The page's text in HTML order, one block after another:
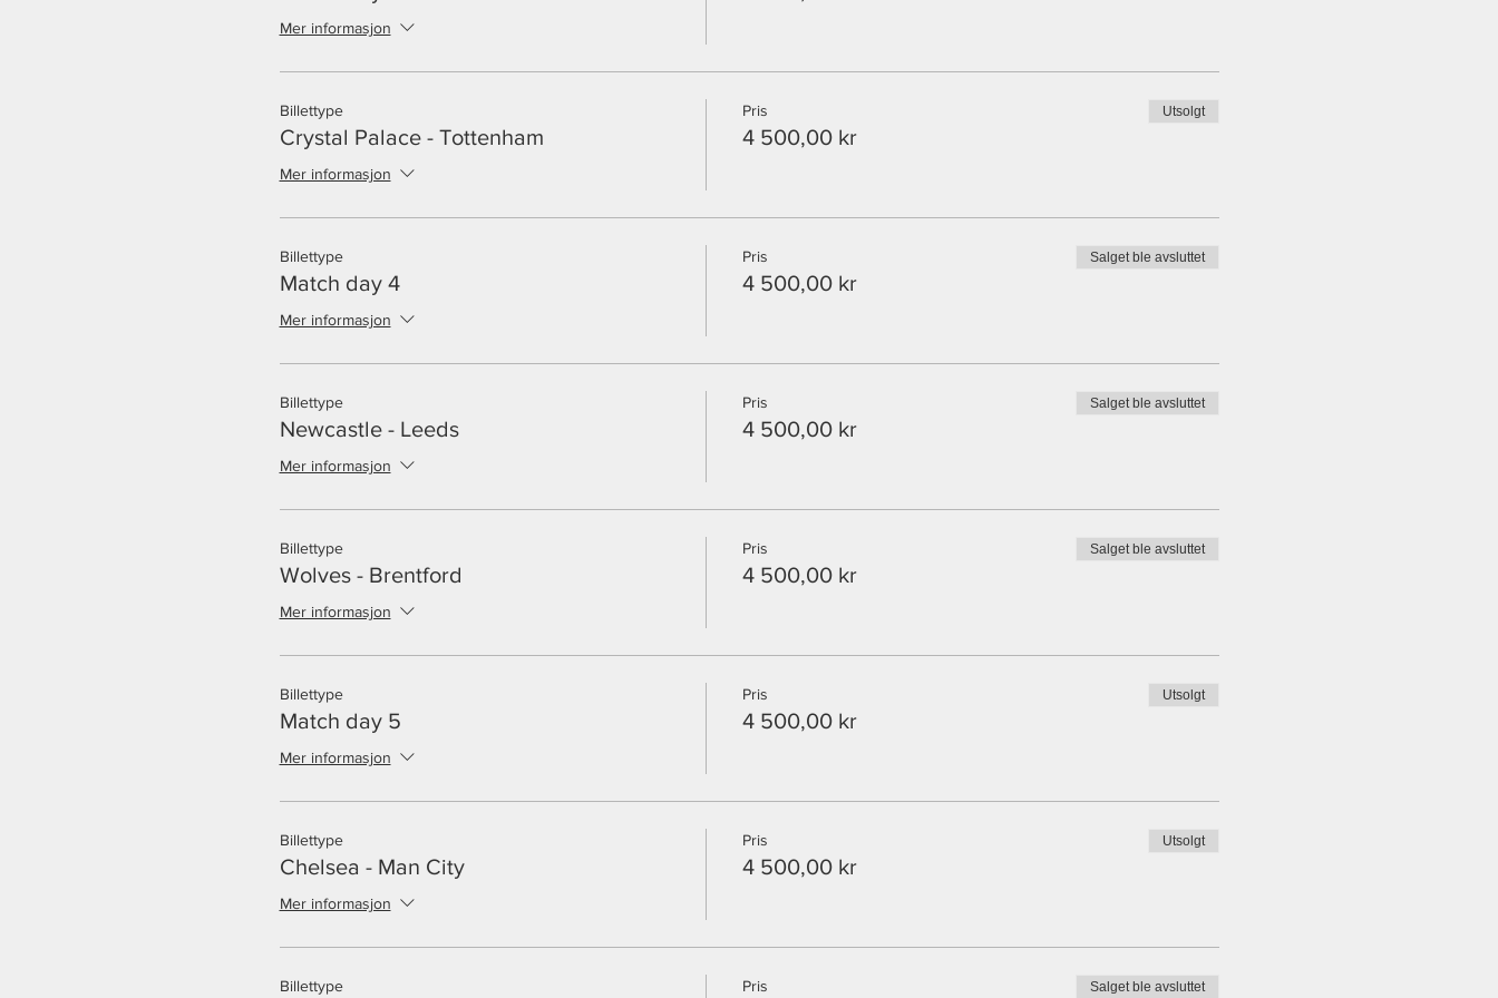
Mer informasjon
Billettype
Crystal Palace - Tottenham
Mer informasjon
Pris
4 500,00 kr
Utsolgt
Billettype
Match day 4
Mer informasjon
Pris
4 500,00 kr
Salget ble avsluttet
Billettype
Newcastle - Leeds
Mer informasjon
Pris
4 500,00 kr
Salget ble avsluttet
Billettype
Wolves - Brentford
Mer informasjon
Pris
4 500,00 kr
Salget ble avsluttet
Billettype
Match day 5
Mer informasjon
Pris
4 500,00 kr
Utsolgt
Billettype
Chelsea - Man City
Mer informasjon
Pris
4 500,00 kr
Utsolgt
Billettype Pris Salget ble avsluttet